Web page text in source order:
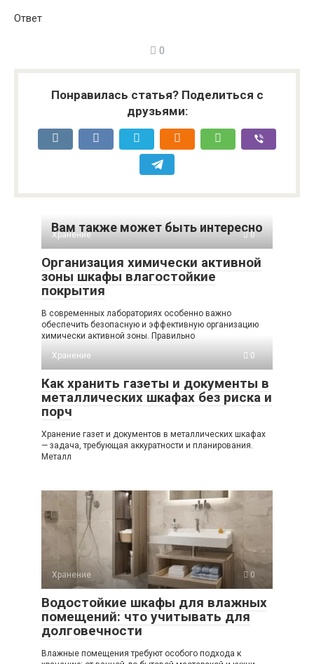
Ответ
0
Понравилась статья? Поделиться с
друзьями:
Вам также может быть интересно
Хранение 0
Организация химически активной
зоны шкафы влагостойкие
покрытия
В современных лабораториях особенно важно
обеспечить безопасную и эффективную организацию
химически активной зоны. Правильно
Хранение
0
Как хранить газеты и документы в
металлических шкафах без риска и
порч
Хранение газет и документов в металлических шкафах
— задача, требующая аккуратности и планирования.
Металл
Хранение 0
Водостойкие шкафы для влажных
помещений: что учитывать для
долговечности
Влажные помещения требуют особого подхода к